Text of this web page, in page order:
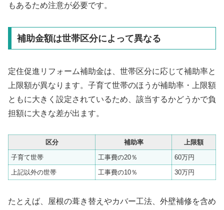
もあるため注意が必要です。
補助金額は世帯区分によって異なる
定住促進リフォーム補助金は、世帯区分に応じて補助率と
上限額が異なります。子育て世帯のほうが補助率・上限額
ともに大きく設定されているため、該当するかどうかで負
担額に大きな差が出ます。
区分 補助率
上限額
子育て世帯
工事費の20％
60万円
上記以外の世帯
工事費の10％ 30万円
たとえば、屋根の葺き替えやカバー工法、外壁補修を含め